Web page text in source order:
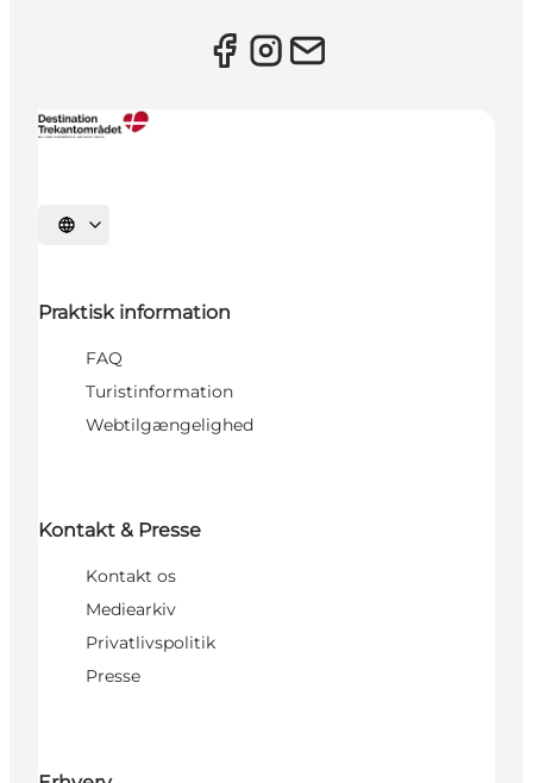
Vælg sprog
Praktisk information
FAQ
Turistinformation
Webtilgængelighed
Kontakt & Presse
Kontakt os
Mediearkiv
Privatlivspolitik
Presse